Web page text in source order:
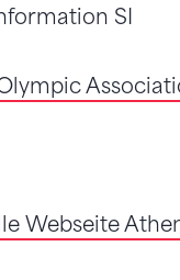
SI
Webseite